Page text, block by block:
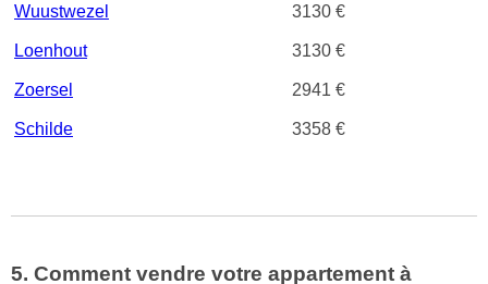
Wuustwezel 3130 €
Loenhout 3130 €
Zoersel 2941 €
Schilde 3358 €
5. Comment vendre votre appartement à